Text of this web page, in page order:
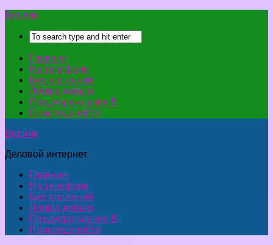
Верняк
Главная
На телефоне
Без вложений
Легкие деньги
Предупреждение !!!
Присоединяйся
Верняк
Деловой интернет
Главная
На телефоне
Без вложений
Легкие деньги
Предупреждение !!!
Присоединяйся